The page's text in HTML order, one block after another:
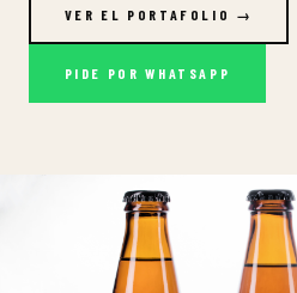
VER EL PORTAFOLIO →
PIDE POR WHATSAPP